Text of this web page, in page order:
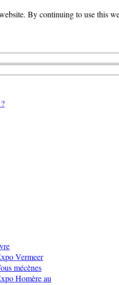
Vermeer
mécènes
Homère au
By continuing to use this